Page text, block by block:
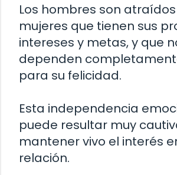
Los hombres son
mujeres que tienen sus
intereses y metas, y que
dependen
para su felicidad.
Esta independencia
puede resultar muy
mantener vivo el interés
relación.